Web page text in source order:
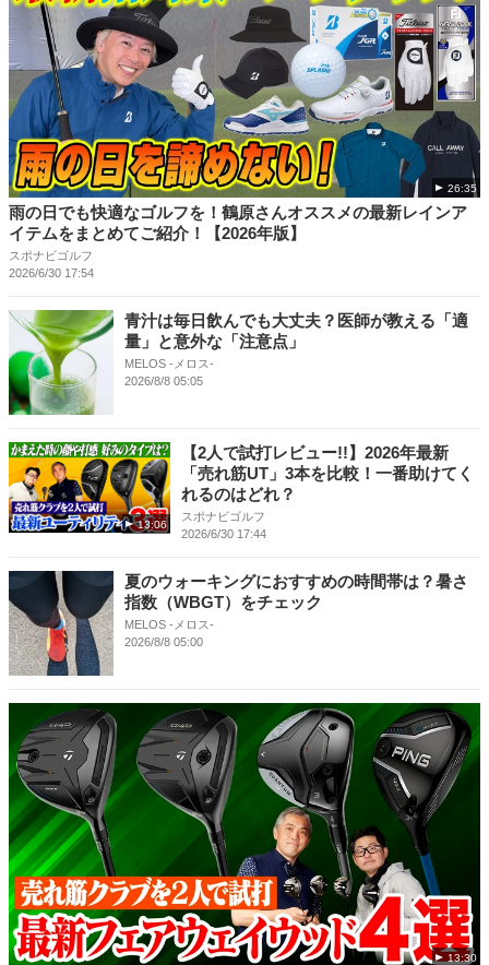
26:35
雨の日でも快適なゴルフを！鶴原さんオススメの最新レインア
イテムをまとめてご紹介！【2026年版】
スポナビゴルフ
2026/6/30 17:54
青汁は毎日飲んでも大丈夫？医師が教える「適
量」と意外な「注意点」
MELOS -メロス-
2026/8/8 05:05
13:06
【2人で試打レビュー!!】2026年最新
「売れ筋UT」3本を比較！一番助けてく
れるのはどれ？
スポナビゴルフ
2026/6/30 17:44
夏のウォーキングにおすすめの時間帯は？暑さ
指数（WBGT）をチェック
MELOS -メロス-
2026/8/8 05:00
13:30